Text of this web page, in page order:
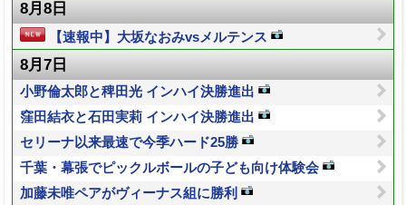
8月8日
【速報中】大坂なおみvsメルテンス
8月7日
小野倫太郎と稗田光 インハイ決勝進出
窪田結衣と石田実莉 インハイ決勝進出
セリーナ以来最速で今季ハード25勝
千葉・幕張でピックルボールの子ども向け体験会
加藤未唯ペアがヴィーナス組に勝利